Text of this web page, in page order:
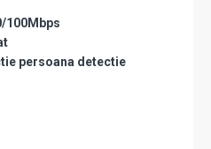
100Mbps
persoana detectie